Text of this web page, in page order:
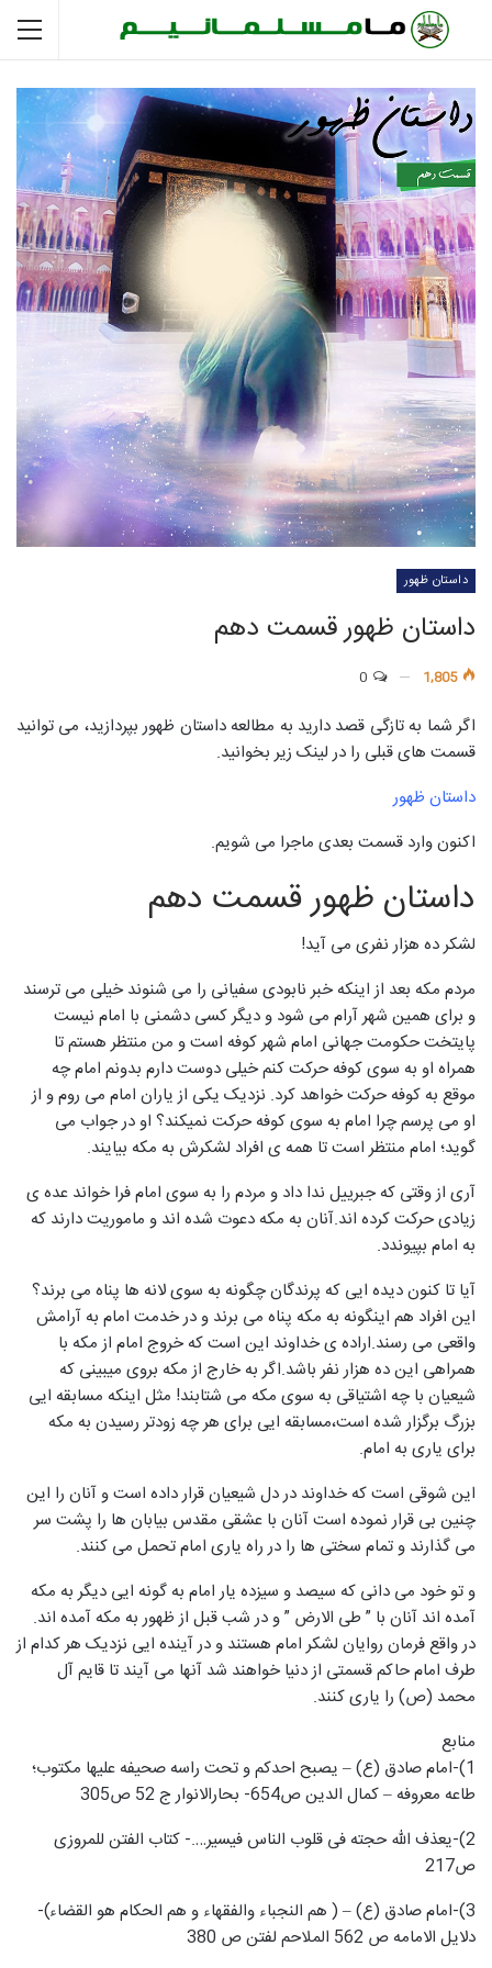
داستان ظهور
داستان ظهور قسمت دهم
1,805
اگر شما به تازگی قصد دارید به مطالعه داستان ظهور بپردازید، می توانید
قسمت های قبلی را در لینک زیر بخوانید.
داستان ظهور
اکنون وارد قسمت بعدی ماجرا می شویم.
داستان ظهور قسمت دهم
لشکر ده هزار نفری می آید!
مردم مکه بعد از اینکه خبر نابودی سفیانی را می شنوند خیلی می ترسند
و برای همین شهر آرام می شود و دیگر کسی دشمنی با امام نیست
پایتخت حکومت جهانی امام شهر کوفه است و من منتظر هستم تا
همراه او به سوی کوفه حرکت کنم خیلی دوست دارم بدونم امام چه
موقع به کوفه حرکت خواهد کرد. نزدیک یکی از یاران امام می روم و از
او می پرسم چرا امام به سوی کوفه حرکت نمیکند؟ او در جواب می
گوید؛ امام منتظر است تا همه ی افراد لشکرش به مکه بیایند.
آری از وقتی که جبرییل ندا داد و مردم را به سوی امام فرا خواند عده ی
زیادی حرکت کرده اند.آنان به مکه دعوت شده اند و ماموریت دارند که
به امام بپیوندد.
آیا تا کنون دیده ایی که پرندگان چگونه به سوی لانه ها پناه می برند؟
این افراد هم اینگونه به مکه پناه می برند و در خدمت امام به آرامش
واقعی می رسند.اراده ی خداوند این است که خروج امام از مکه با
همراهی این ده هزار نفر باشد.اگر به خارج از مکه بروی میبینی که
شیعیان با چه اشتیاقی به سوی مکه می شتابند! مثل اینکه مسابقه ایی
بزرگ برگزار شده است،مسابقه ایی برای هر چه زودتر رسیدن به مکه
برای یاری به امام.
این شوقی است که خداوند در دل شیعیان قرار داده است و آنان را این
چنین بی قرار نموده است آنان با عشقی مقدس بیابان ها را پشت سر
می گذارند و تمام سختی ها را در راه یاری امام تحمل می کنند.
و تو خود می دانی که سیصد و سیزده یار امام به گونه ایی دیگر به مکه
آمده اند آنان با ” طی الارض ” و در شب قبل از ظهور به مکه آمده اند.
در واقع فرمان روایان لشکر امام هستند و در آینده ایی نزدیک هر کدام از
طرف امام حاکم قسمتی از دنیا خواهند شد آنها می آیند تا قایم آل
محمد (ص) را یاری کنند.
منابع
1)-امام صادق (ع) – یصبح احدکم و تحت راسه صحیفه علیها مکتوب؛
طاعه معروفه – کمال الدین ص654- بحارالانوار ج 52 ص305
2)-یعذف الله حجته فی قلوب الناس فیسیر….- کتاب الفتن للمروزی
ص217
3)-امام صادق (ع) – ( هم النجباء والفقهاء و هم الحکام هو القضاء)-
دلایل الامامه ص 562 الملاحم لفتن ص 380